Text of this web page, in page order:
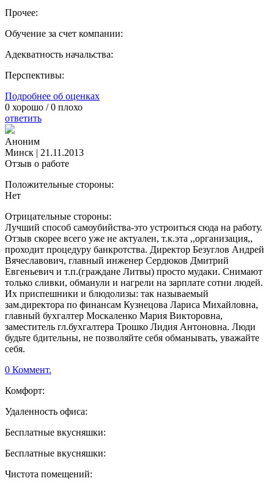
Прочее:
Обучение за счет компании:
Адекватность начальства:
Перспективы:
Подробнее об оценках
0 хорошо /0 плохо
ответить
Аноним
Минск | 21.11.2013
Отзыв о работе
Положительные стороны:
Нет
Отрицательные стороны:
Лучший способ самоубийства-это устроиться сюда на работу.
Отзыв скорее всего уже не актуален, т.к.эта ,,организация,,
проходит процедуру банкротства. Директор Безуглов Андрей
Вячеславович, главный инженер Сердюков Дмитрий
Евгеньевич и т.п.(граждане Литвы) просто мудаки. Снимают
только сливки, обманули и нагрели на зарплате сотни людей.
Их приспешники и блюдолизы: так называемый
зам.директора по финансам Кузнецова Лариса Михайловна,
главный бухгалтер Москаленко Мария Викторовна,
заместитель гл.бухгалтера Трошко Лидия Антоновна. Люди
будьте бдительны, не позволяйте себя обманывать, уважайте
себя.
0 Коммент.
Комфорт:
Удаленность офиса:
Бесплатные вкусняшки:
Бесплатные вкусняшки:
Чистота помещений: